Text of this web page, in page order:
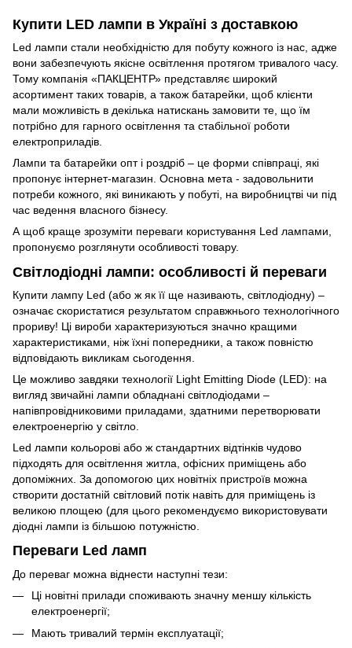
Купити LED лампи в Україні з доставкою
Led лампи стали необхідністю для побуту кожного із нас, адже
вони забезпечують якісне освітлення протягом тривалого часу.
Тому компанія «ПАКЦЕНТР» представляє широкий
асортимент таких товарів, а також батарейки, щоб клієнти
мали можливість в декілька натискань замовити те, що їм
потрібно для гарного освітлення та стабільної роботи
електроприладів.
Лампи та батарейки опт і роздріб – це форми співпраці, які
пропонує інтернет-магазин. Основна мета - задовольнити
потреби кожного, які виникають у побуті, на виробництві чи під
час ведення власного бізнесу.
А щоб краще зрозуміти переваги користування Led лампами,
пропонуємо розглянути особливості товару.
Світлодіодні лампи: особливості й переваги
Купити лампу Led (або ж як її ще називають, світлодіодну) –
означає скористатися результатом справжнього технологічного
прориву! Ці вироби характеризуються значно кращими
характеристиками, ніж їхні попередники, а також повністю
відповідають викликам сьогодення.
Це можливо завдяки технології Light Emitting Diode (LED): на
вигляд звичайні лампи обладнані світлодіодами –
напівпровідниковими приладами, здатними перетворювати
електроенергію у світло.
Led лампи кольорові або ж стандартних відтінків чудово
підходять для освітлення житла, офісних приміщень або
допоміжних. За допомогою цих новітніх пристроїв можна
створити достатній світловий потік навіть для приміщень із
великою площею (для цього рекомендуємо використовувати
діодні лампи із більшою потужністю.
Переваги Led ламп
До переваг можна віднести наступні тези:
Ці новітні прилади споживають значну меншу кількість
електроенергії;
Мають тривалий термін експлуатації;